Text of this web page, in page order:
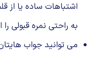
اشتباهات ساده یا از
به راحتی نمره قبولی
می توانید جواب